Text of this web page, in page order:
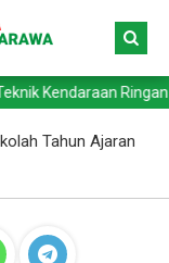
Ringan
Tahun Ajaran